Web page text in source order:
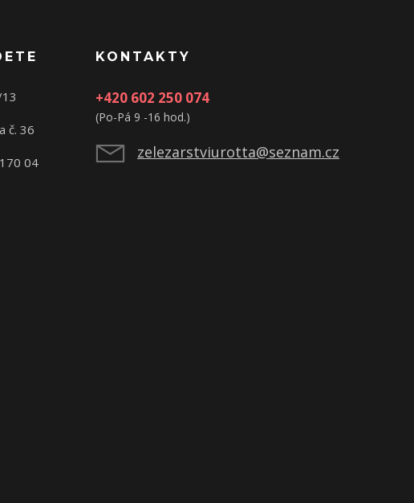
č. 36
04
KONTAKTY
+420 602 250 074
(Po-Pá 9 -16 hod.)
zelezarstviurotta@seznam.cz